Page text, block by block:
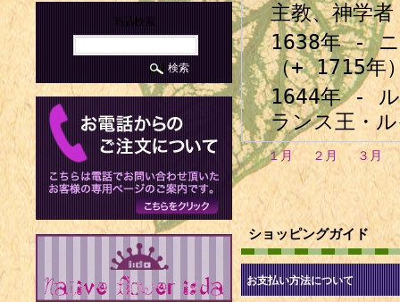
主教、神学
1638年 - ニ
（+ 1715年
1644年 - ル
ランス王・
1697年 - カ
年）
1738年（元
の経世家（+
1766年 - ウ
物理学者、
１月 ２月 ３月
ショッピングガイド
お支払い方法について
商品検索